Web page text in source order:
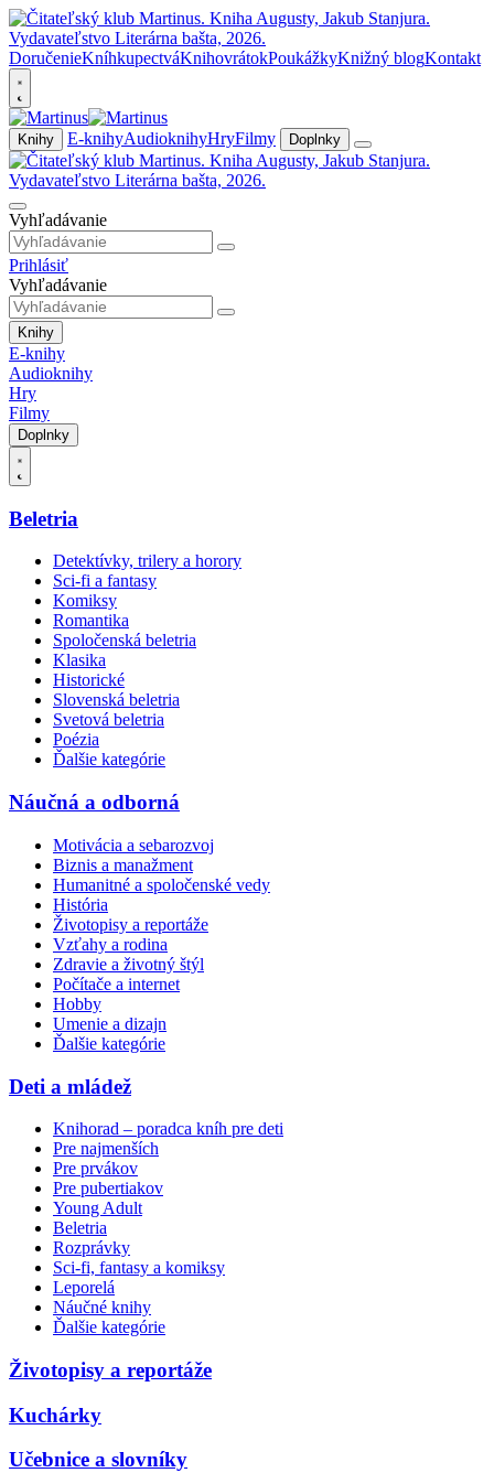
DoručenieKníhkupectváKnihovrátokPoukážkyKnižný blogKontakt
Knihy E-knihyAudioknihyHryFilmy Doplnky
Vyhľadávanie
Prihlásiť
Vyhľadávanie
Knihy
E-knihy
Audioknihy
Hry
Filmy
Doplnky
Beletria
Detektívky, trilery a horory
Sci-fi a fantasy
Komiksy
Romantika
Spoločenská beletria
Klasika
Historické
Slovenská beletria
Svetová beletria
Poézia
Ďalšie kategórie
Náučná a odborná
Motivácia a sebarozvoj
Biznis a manažment
Humanitné a spoločenské vedy
História
Životopisy a reportáže
Vzťahy a rodina
Zdravie a životný štýl
Počítače a internet
Hobby
Umenie a dizajn
Ďalšie kategórie
Deti a mládež
Knihorad – poradca kníh pre deti
Pre najmenších
Pre prvákov
Pre pubertiakov
Young Adult
Beletria
Rozprávky
Sci-fi, fantasy a komiksy
Leporelá
Náučné knihy
Ďalšie kategórie
Životopisy a reportáže
Kuchárky
Učebnice a slovníky